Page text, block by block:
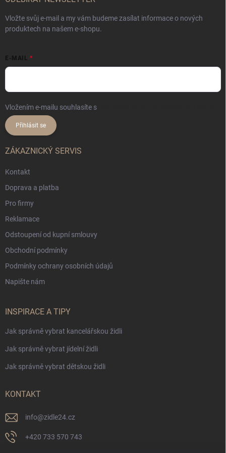
Vložte svůj e-mail a my vám budeme zasílat informace o nových
produktech na našem e-shopu.
E-MAIL
Vložením e-mailu souhlasíte s
Přihlásit se
ZÁKAZNICKÝ SERVIS
Kontakt
Doprava a platba
Pro firmy
Reklamace
Odstoupení od kupní smlouvy
Obchodní podmínky
Podmínky ochrany osobních údajů
Napište nám
INSPIRACE A TIPY
Jak správně vybrat kancelářskou židli
Jak správně vybrat jídelní židli
Jak správně vybrat dětskou židli
KONTAKT
info@zidle24.cz
+420 733 570 743